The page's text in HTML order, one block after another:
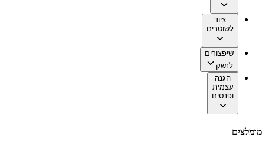
ציוד
לשוטרים
שיפצורים
לנשק
הגנה
עצמית
ופנסים
מומלצים